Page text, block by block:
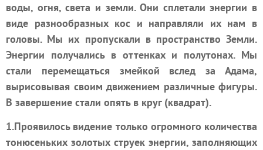
воды, огня, света и земли. Они сплетали энергии в
виде разнообразных кос и направляли их нам в
головы. Мы их пропускали в пространство Земли.
Энергии получались в оттенках и полутонах. Мы
стали перемещаться змейкой вслед за Адама,
вырисовывая своим движением различные фигуры.
В завершение стали опять в круг (квадрат).
1.Проявилось видение только огромного количества
тонюсеньких золотых струек энергии, заполняющих